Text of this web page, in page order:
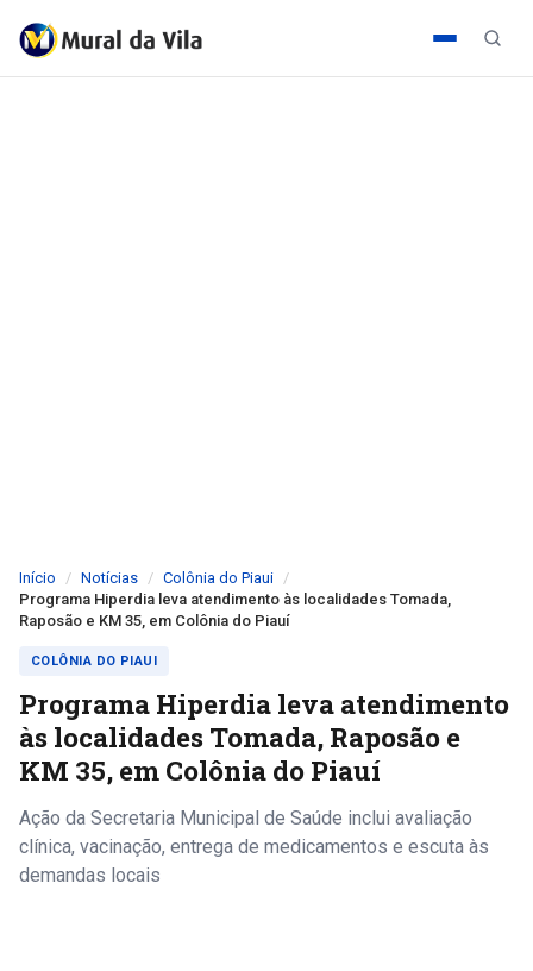
Início Notícias
Colônia do Piaui
Programa Hiperdia leva atendimento às localidades Tomada,
Raposão e KM 35, em Colônia do Piauí
COLÔNIA DO PIAUI
Programa Hiperdia leva atendimento
às localidades Tomada, Raposão e
KM 35, em Colônia do Piauí
Ação da Secretaria Municipal de Saúde inclui avaliação
clínica, vacinação, entrega de medicamentos e escuta às
demandas locais